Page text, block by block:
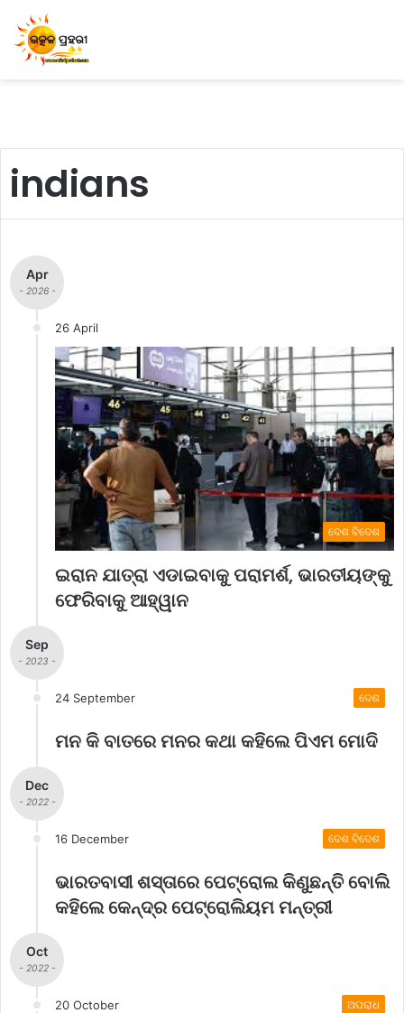
indians
Apr
- 2026 -
26 April
ଦେଶ ବିଦେଶ
ଇରାନ ଯାତ୍ରା ଏଡାଇବାକୁ ପରାମର୍ଶ, ଭାରତୀୟଙ୍କୁ
ଫେରିବାକୁ ଆହ୍ୱାନ
Sep
- 2023 -
24 September ଦେଶ
ମନ କି ବାତରେ ମନର କଥା କହିଲେ ପିଏମ ମୋଦି
Dec
- 2022 -
16 December ଦେଶ ବିଦେଶ
ଭାରତବାସୀ ଶସ୍ତାରେ ପେଟ୍ରୋଲ କିଣୁଛନ୍ତି ବୋଲି
କହିଲେ କେନ୍ଦ୍ର ପେଟ୍ରୋଲିୟମ ମନ୍ତ୍ରୀ
Oct
- 2022 -
20 October ଅପରାଧ